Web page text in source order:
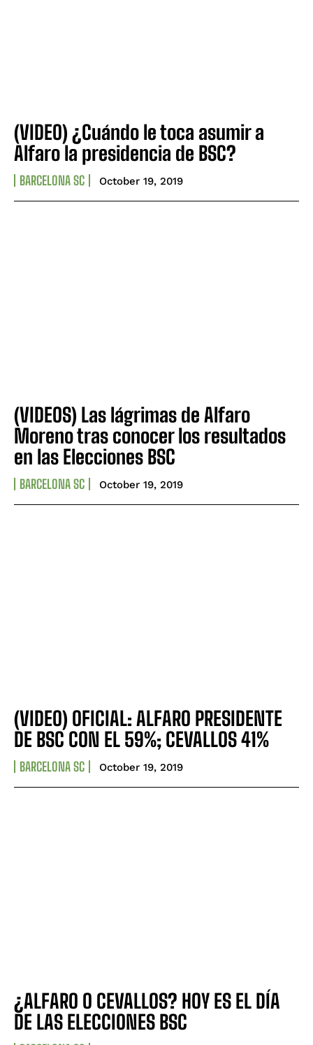
(VIDEO) ¿Cuándo le toca asumir a
Alfaro la presidencia de BSC?
BARCELONA SC October 19, 2019
(VIDEOS) Las lágrimas de Alfaro
Moreno tras conocer los resultados
en las Elecciones BSC
BARCELONA SC October 19, 2019
(VIDEO) OFICIAL: ALFARO PRESIDENTE
DE BSC CON EL 59%; CEVALLOS 41%
BARCELONA SC October 19, 2019
¿ALFARO O CEVALLOS? HOY ES EL DÍA
DE LAS ELECCIONES BSC